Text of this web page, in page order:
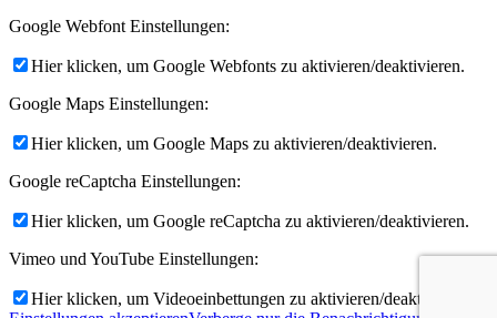
Google Webfont Einstellungen:
Hier klicken, um Google Webfonts zu aktivieren/deaktivieren.
Google Maps Einstellungen:
Hier klicken, um Google Maps zu aktivieren/deaktivieren.
Google reCaptcha Einstellungen:
Hier klicken, um Google reCaptcha zu aktivieren/deaktivieren.
Vimeo und YouTube Einstellungen:
Hier klicken, um Videoeinbettungen zu aktivieren/deaktivieren.